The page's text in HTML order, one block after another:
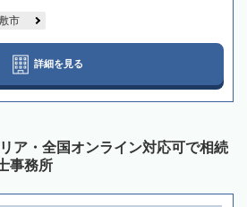
市
詳細を見る
ア・全国オンライン対応可で相続
事務所